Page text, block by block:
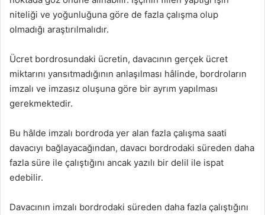
niteliği ve yoğunluğuna göre de fazla çalışma olup
olmadığı araştırılmalıdır.
Ücret bordrosundaki ücretin, davacının gerçek ücret
miktarını yansıtmadığının anlaşılması hâlinde, bordroların
imzalı ve imzasız oluşuna göre bir ayrım yapılması
gerekmektedir.
Bu hâlde imzalı bordroda yer alan fazla çalışma saati
davacıyı bağlayacağından, davacı bordrodaki süreden daha
fazla süre ile çalıştığını ancak yazılı bir delil ile ispat
edebilir.
Davacının imzalı bordrodaki süreden daha fazla çalıştığını